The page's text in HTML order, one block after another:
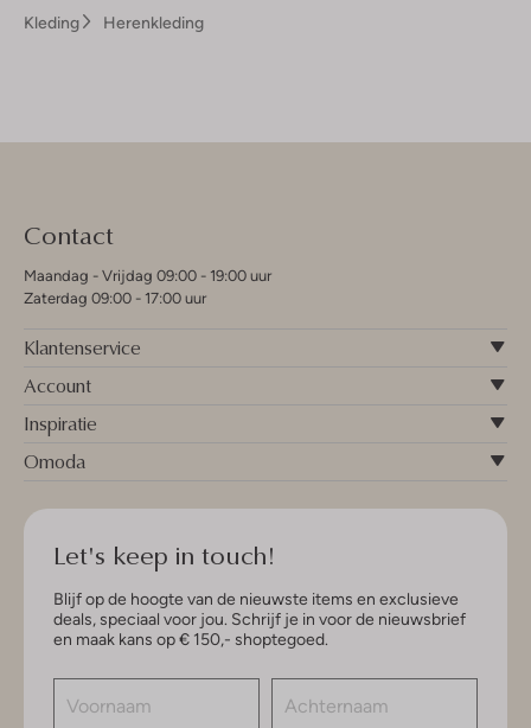
Kleding Herenkleding
Contact
Maandag - Vrijdag 09:00 - 19:00 uur
Zaterdag 09:00 - 17:00 uur
Klantenservice
Account
Inspiratie
Omoda
Let's keep in touch!
Blijf op de hoogte van de nieuwste items en exclusieve
deals, speciaal voor jou. Schrijf je in voor de nieuwsbrief
en maak kans op € 150,- shoptegoed.